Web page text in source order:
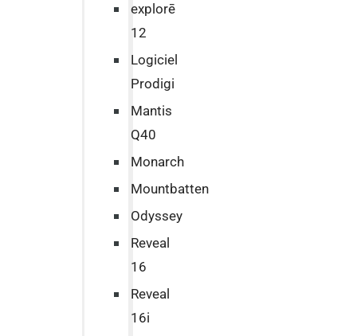
explorē
12
Logiciel
Prodigi
Mantis
Q40
Monarch
Mountbatten
Odyssey
Reveal
16
Reveal
16i